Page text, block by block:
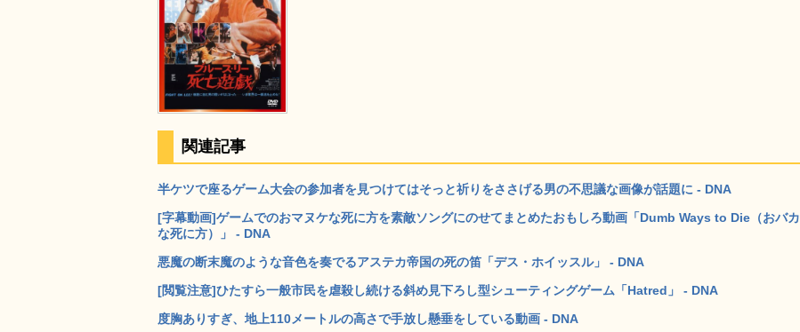
関連記事
半ケツで座るゲーム大会の参加者を見つけてはそっと祈りをささげる男の不思議な画像が話題に - DNA
[字幕動画]ゲームでのおマヌケな死に方を素敵ソングにのせてまとめたおもしろ動画「Dumb Ways to Die（おバカ
な死に方）」 - DNA
悪魔の断末魔のような音色を奏でるアステカ帝国の死の笛「デス・ホイッスル」 - DNA
[閲覧注意]ひたすら一般市民を虐殺し続ける斜め見下ろし型シューティングゲーム「Hatred」 - DNA
度胸ありすぎ、地上110メートルの高さで手放し懸垂をしている動画 - DNA